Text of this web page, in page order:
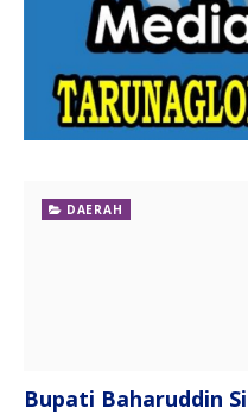
DAERAH
Bupati Baharuddin